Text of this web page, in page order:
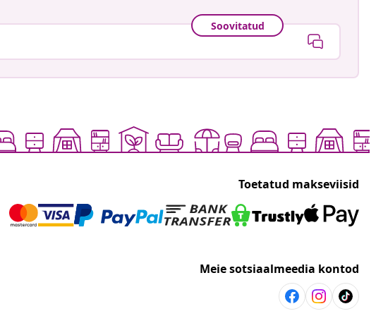
Soovitatud
Toetatud makseviisid
Meie sotsiaalmeedia kontod